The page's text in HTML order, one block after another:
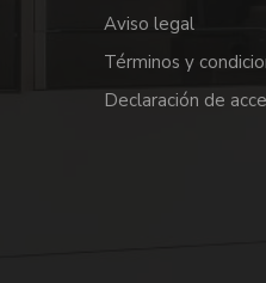
Aviso legal
Términos y
Declaración de